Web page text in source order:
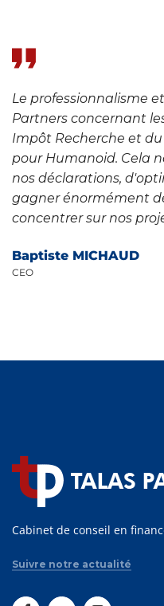
Le professionnalisme
Partners concernant
Impôt Recherche et
pour Humanoid. Cela
nos déclarations,
gagner énormément
concentrer sur nos
Baptiste MICHAUD
CEO
Cabinet de conseil en
Suivre notre actualité